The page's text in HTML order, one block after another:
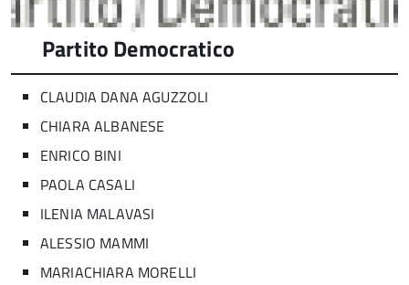
Partito Democratico
CLAUDIA DANA AGUZZOLI
CHIARA ALBANESE
ENRICO BINI
PAOLA CASALI
ILENIA MALAVASI
ALESSIO MAMMI
MARIACHIARA MORELLI